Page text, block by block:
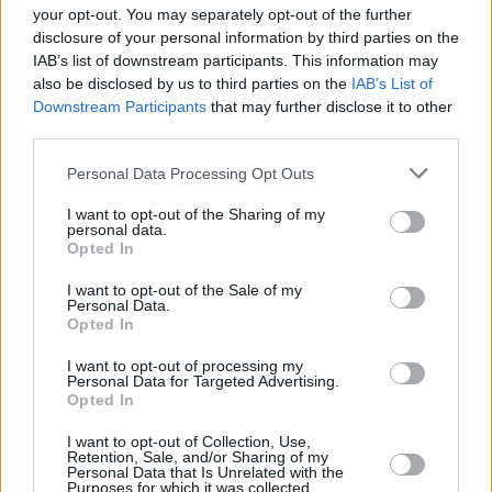
your opt-out. You may separately opt-out of the further
disclosure of your personal information by third parties on the
IAB’s list of downstream participants. This information may
also be disclosed by us to third parties on the IAB’s List of
Downstream Participants that may further disclose it to other
Personal Data Processing Opt Outs
I want to opt-out of the Sharing of my
personal data.
Opted In
I want to opt-out of the Sale of my
Personal Data.
Opted In
I want to opt-out of processing my
Personal Data for Targeted Advertising.
Opted In
I want to opt-out of Collection, Use,
Retention, Sale, and/or Sharing of my
Personal Data that Is Unrelated with the
Purposes for which it was collected.
Tymczasem model mojego redakcyjnego kolegi
twierdzi, że na zdjęciu znajduje się "polski
dziennikarz, publicysta i pisarz, Szymon Hołownia
Mało tego, sztuczna inteligencja przekonuje, że
zdjęcie pochodzi najpewniej "z materiałów
promocyjnych związanych z jego wcześniejszą
działalnością społeczną lub medialną", o czym
świadczyć ma "luźniejszy, sportowy ubiór".